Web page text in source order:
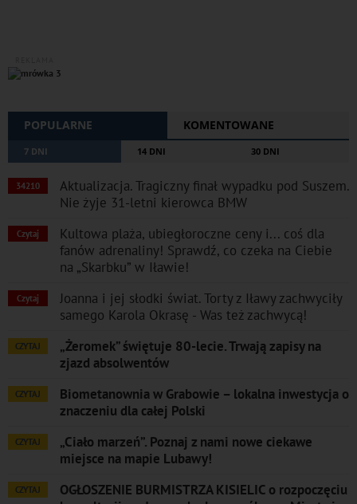
POPULARNE KOMENTOWANE
7 DNI 14 DNI 30 DNI
34210
Aktualizacja. Tragiczny finał wypadku pod Suszem.
Nie żyje 31-letni kierowca BMW
Czytaj
Kultowa plaża, ubiegłoroczne ceny i... coś dla
fanów adrenaliny! Sprawdź, co czeka na Ciebie
na „Skarbku” w Iławie!
Czytaj
Joanna i jej słodki świat. Torty z Iławy zachwyciły
samego Karola Okrasę - Was też zachwycą!
CZYTAJ
„Żeromek” świętuje 80-lecie. Trwają zapisy na
zjazd absolwentów
CZYTAJ
Biometanownia w Grabowie – lokalna inwestycja o
znaczeniu dla całej Polski
CZYTAJ
„Ciało marzeń”. Poznaj z nami nowe ciekawe
miejsce na mapie Lubawy!
CZYTAJ
OGŁOSZENIE BURMISTRZA KISIELIC o rozpoczęciu